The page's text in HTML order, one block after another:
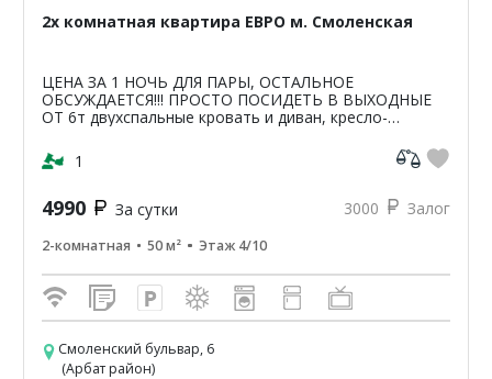
2х комнатная квартира ЕВРО м. Смоленская
ЦЕНА ЗА 1 НОЧЬ ДЛЯ ПАРЫ, ОСТАЛЬНОЕ
ОБСУЖДАЕТСЯ!!! ПРОСТО ПОСИДЕТЬ В ВЫХОДНЫЕ
ОТ 6т двухспальные кровать и диван, кресло-
аптека, парк, кино, ре...
1
4990 За сутки 3000 Залог
2-комнатная 50 м² Этаж 4/10
Смоленский бульвар, 6
(Арбат район)